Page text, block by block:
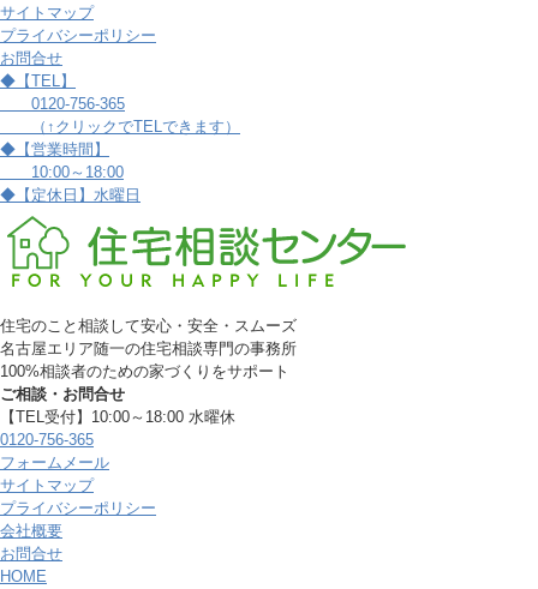
サイトマップ
プライバシーポリシー
お問合せ
◆【TEL】
0120-756-365
（↑クリックでTELできます）
◆【営業時間】
10:00～18:00
◆【定休日】水曜日
住宅のこと相談して安心・安全・スムーズ
名古屋エリア随一の住宅相談専門の事務所
100%相談者のための家づくりをサポート
ご相談・お問合せ
【TEL受付】10:00～18:00 水曜休
0120-756-365
フォームメール
サイトマップ
プライバシーポリシー
会社概要
お問合せ
HOME